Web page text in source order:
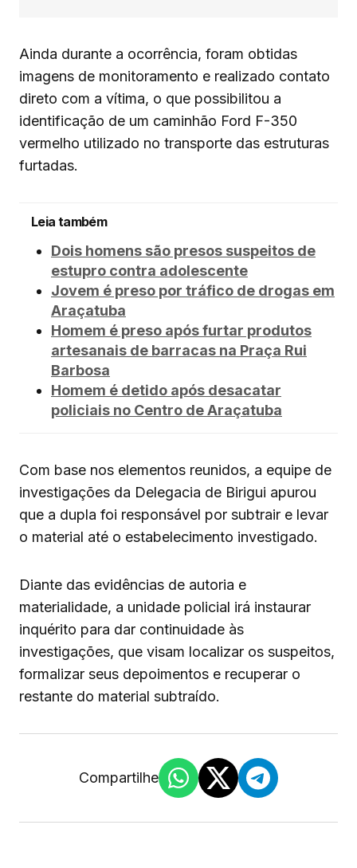
Ainda durante a ocorrência, foram obtidas
imagens de monitoramento e realizado contato
direto com a vítima, o que possibilitou a
identificação de um caminhão Ford F-350
vermelho utilizado no transporte das estruturas
furtadas.
Leia também
Dois homens são presos suspeitos de
estupro contra adolescente
Jovem é preso por tráfico de drogas em
Araçatuba
Homem é preso após furtar produtos
artesanais de barracas na Praça Rui
Barbosa
Homem é detido após desacatar
policiais no Centro de Araçatuba
Com base nos elementos reunidos, a equipe de
investigações da Delegacia de Birigui apurou
que a dupla foi responsável por subtrair e levar
o material até o estabelecimento investigado.
Diante das evidências de autoria e
materialidade, a unidade policial irá instaurar
inquérito para dar continuidade às
investigações, que visam localizar os suspeitos,
formalizar seus depoimentos e recuperar o
restante do material subtraído.
Compartilhe